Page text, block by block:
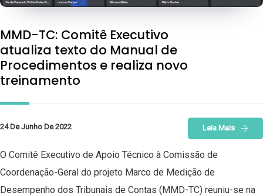
MMD-TC: Comitê Executivo
atualiza texto do Manual de
Procedimentos e realiza novo
treinamento
24 De Junho De 2022 Leia Mais
O Comitê Executivo de Apoio Técnico à Comissão de
Coordenação-Geral do projeto Marco de Medição de
Desempenho dos Tribunais de Contas (MMD-TC) reuniu-se na